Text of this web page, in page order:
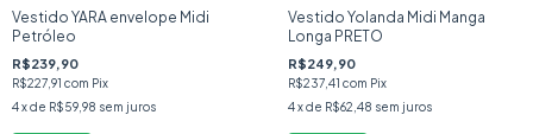
Vestido YARA envelope Midi
Petróleo
R$239,90
R$227,91 com Pix
4x de R$59,98 sem juros
Vestido Yolanda Midi Manga
Longa PRETO
R$249,90
R$237,41 com Pix
4 x de R$62,48 sem juros